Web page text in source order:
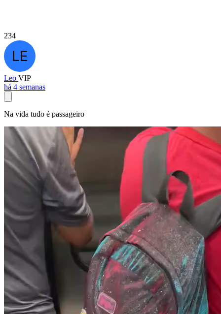
234
Leo VIP
há 4 semanas
Na vida tudo é passageiro